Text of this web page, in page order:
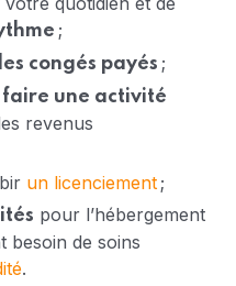
;
congés payés ;
faire une activité
revenus
un licenciement ;
pour l’hébergement
besoin de soins
.